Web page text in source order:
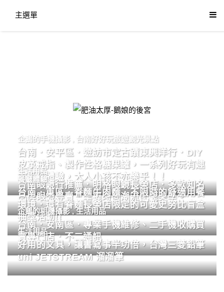
主選單
肥油太厚-鵝娘的後宮
企鵝的手機攝影 台南好好玩旅遊觀光景點
台南．安平區．遊訪市定古蹟東興洋行．DIY
皮革戒指、製作性格糖果罐，一系列好玩有趣
的手作體驗，大人小孩不亦樂乎！！
生活用品
台南眼鏡行推薦．明格眼鏡長榮店．多款知名
品牌眼鏡專賣．掌握時尚潮流配鏡美學。
餐廳體驗
台南．東區．眷麵牛肉麵．不限時的舒適用餐
環境．還有眷麵長榮店限定的可愛史努比盲盒
抽獎活動!!
企鵝的相機攝影,生活用品
台南．安南區．專業手機維修、二手機收購買
賣專門店．不二通訊
生活用品
好用的文具，讓書寫事半功倍，台灣三菱鉛筆
uni JETSTREAM 溜溜筆